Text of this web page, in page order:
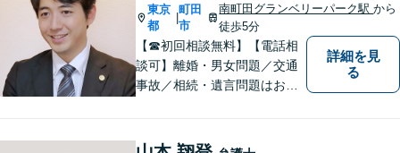
東京
都
|
町田
市
南町田グランベリーパーク駅から
徒歩5分
【☎︎初回相談無料】【電話相
談可】離婚・男女問題／交通
事故／相続・遺言問題はお任
00件以上。豊富な経験を活か
し、依頼者様にとって最適な
詳細を見
る